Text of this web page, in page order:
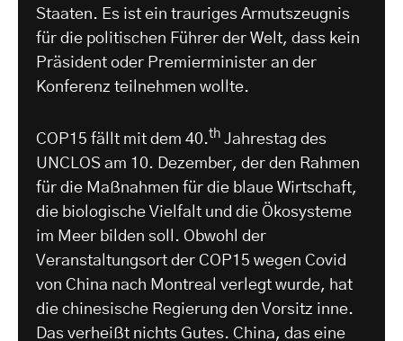
Staaten. Es ist ein trauriges Armutszeugnis
für die politischen Führer der Welt, dass kein
Präsident oder Premierminister an der
Konferenz teilnehmen wollte.
COP15 fällt mit dem 40.th Jahrestag des
UNCLOS am 10. Dezember, der den Rahmen
für die Maßnahmen für die blaue Wirtschaft,
die biologische Vielfalt und die Ökosysteme
im Meer bilden soll. Obwohl der
Veranstaltungsort der COP15 wegen Covid
von China nach Montreal verlegt wurde, hat
die chinesische Regierung den Vorsitz inne.
Das verheißt nichts Gutes. China, das eine